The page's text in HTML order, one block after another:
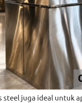
steel juga ideal untuk